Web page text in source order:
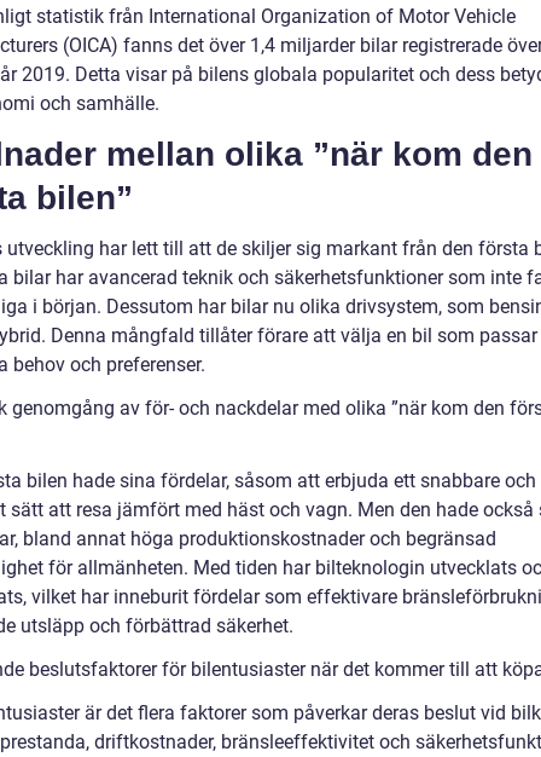
statistik från International Organization of Motor Vehicle
(OICA) fanns det över 1,4 miljarder bilar registrerade
2019. Detta visar på bilens globala popularitet och dess
och samhälle.
mellan olika ”när kom den
bilen”
utveckling har lett till att de skiljer sig markant från den första
bilar har avancerad teknik och säkerhetsfunktioner som inte
i början. Dessutom har bilar nu olika drivsystem, som
Denna mångfald tillåter förare att välja en bil som passar
behov och preferenser.
genomgång av för- och nackdelar med olika ”när kom den
bilen hade sina fördelar, såsom att erbjuda ett snabbare och
sätt att resa jämfört med häst och vagn. Men den hade också
bland annat höga produktionskostnader och begränsad
för allmänheten. Med tiden har bilteknologin utvecklats
vilket har inneburit fördelar som effektivare
utsläpp och förbättrad säkerhet.
beslutsfaktorer för bilentusiaster när det kommer till att
är det flera faktorer som påverkar deras beslut vid
driftkostnader, bränsleeffektivitet och